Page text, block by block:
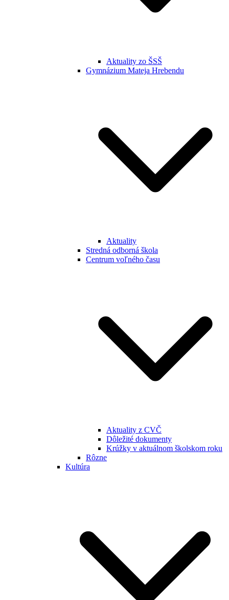
Aktuality zo ŠSŠ
Gymnázium Mateja Hrebendu
Aktuality
Stredná odborná škola
Centrum voľného času
Aktuality z CVČ
Dôležité dokumenty
Krúžky v aktuálnom školskom roku
Rôzne
Kultúra